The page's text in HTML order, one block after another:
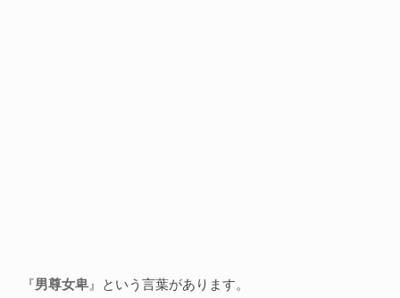
『男尊女卑』という言葉があります。